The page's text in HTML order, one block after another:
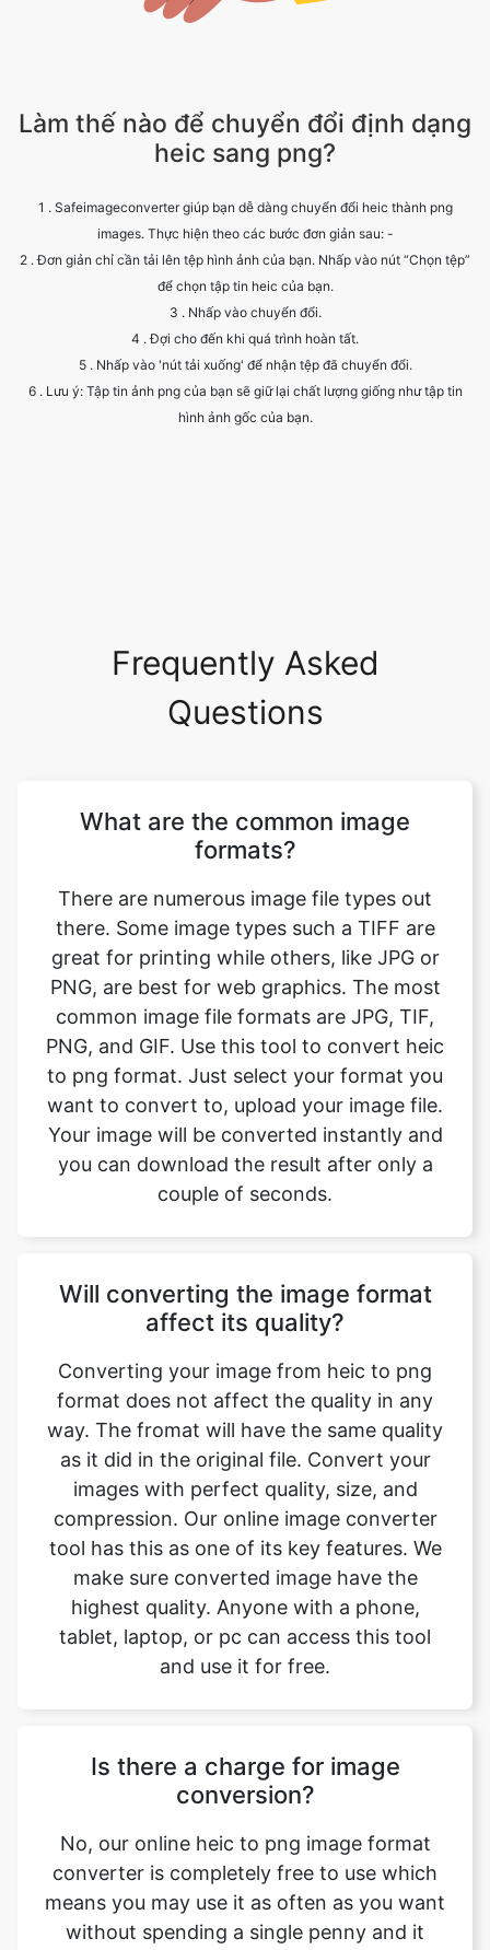
Làm thế nào để chuyển đổi định dạng
1 . Safeimageconverter giúp bạn dễ dàng chuyển đổi heic thành png
images. Thực hiện theo các bước đơn giản sau: -
2 . Đơn giản chỉ cần tải lên tệp hình ảnh của bạn. Nhấp vào nút “Chọn tệp”
3 . Nhấp vào chuyển đổi.
4 . Đợi cho đến khi quá trình hoàn tất.
5 . Nhấp vào 'nút tải xuống' để nhận tệp đã chuyển đổi.
6 . Lưu ý: Tập tin ảnh png của bạn sẽ giữ lại chất lượng giống như tập tin
hình ảnh gốc của bạn.
What are the common image
there. Some image types such a TIFF are
great for printing while others, like JPG or
PNG, are best for web graphics. The most
common image file formats are JPG, TIF,
PNG, and GIF. Use this tool to convert heic
to png format. Just select your format you
want to convert to, upload your image file.
Your image will be converted instantly and
you can download the result after only a
couple of seconds.
Will converting the image format
format does not affect the quality in any
way. The fromat will have the same quality
as it did in the original file. Convert your
images with perfect quality, size, and
compression. Our online image converter
tool has this as one of its key features. We
make sure converted image have the
highest quality. Anyone with a phone,
tablet, laptop, or pc can access this tool
and use it for free.
Is there a charge for image
converter is completely free to use which
means you may use it as often as you want
without spending a single penny and it
does not require installation. Our free
online image converting tool can be used
by anybody and everybody. For using this